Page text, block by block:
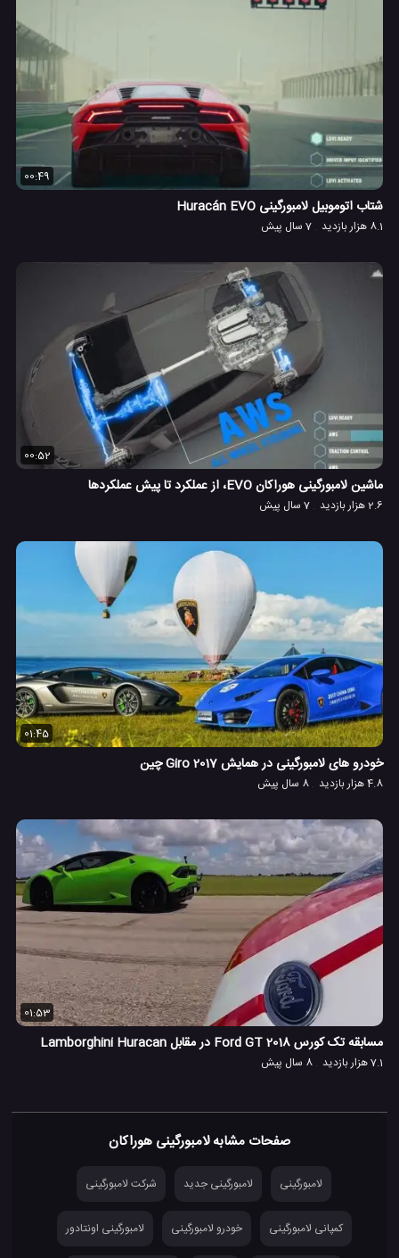
00:49
شتاب اتوموبیل لامبورگینی Huracán EVO
8.1 هزار بازدید 7 سال پیش
00:52
ماشین لامبورگینی هوراکان EVO، از عملکرد تا پیش عملکردها
2.6 هزار بازدید 7 سال پیش
01:45
خودرو های لامبورگینی در همایش Giro 2017 چین
4.8 هزار بازدید 8 سال پیش
01:53
مسابقه تک کورس 2018 Ford GT در مقابل Lamborghini Huracan
7.1 هزار بازدید 8 سال پیش
صفحات مشابه لامبورگینی هوراکان
لامبورگینی لامبورگینی جدید شرکت لامبورگینی
کمپانی لامبورگینی خودرو لامبورگینی لامبورگینی اونتادور